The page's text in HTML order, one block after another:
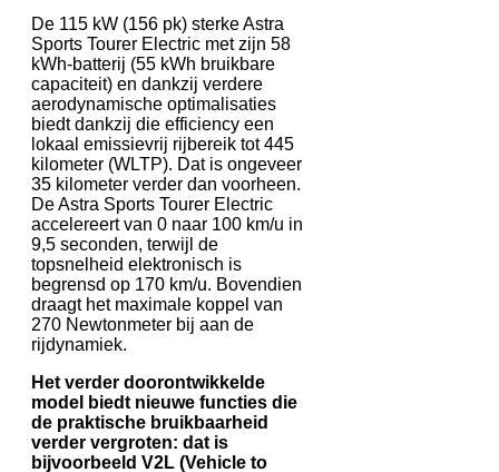
De 115 kW (156 pk) sterke Astra
Sports Tourer Electric met zijn 58
kWh-batterij (55 kWh bruikbare
capaciteit) en dankzij verdere
aerodynamische optimalisaties
biedt dankzij die efficiency een
lokaal emissievrij rijbereik tot 445
kilometer (WLTP). Dat is ongeveer
35 kilometer verder dan voorheen.
De Astra Sports Tourer Electric
accelereert van 0 naar 100 km/u in
9,5 seconden, terwijl de
topsnelheid elektronisch is
begrensd op 170 km/u. Bovendien
draagt het maximale koppel van
270 Newtonmeter bij aan de
rijdynamiek.
Het verder doorontwikkelde
model biedt nieuwe functies die
de praktische bruikbaarheid
verder vergroten: dat is
bijvoorbeeld V2L (Vehicle to